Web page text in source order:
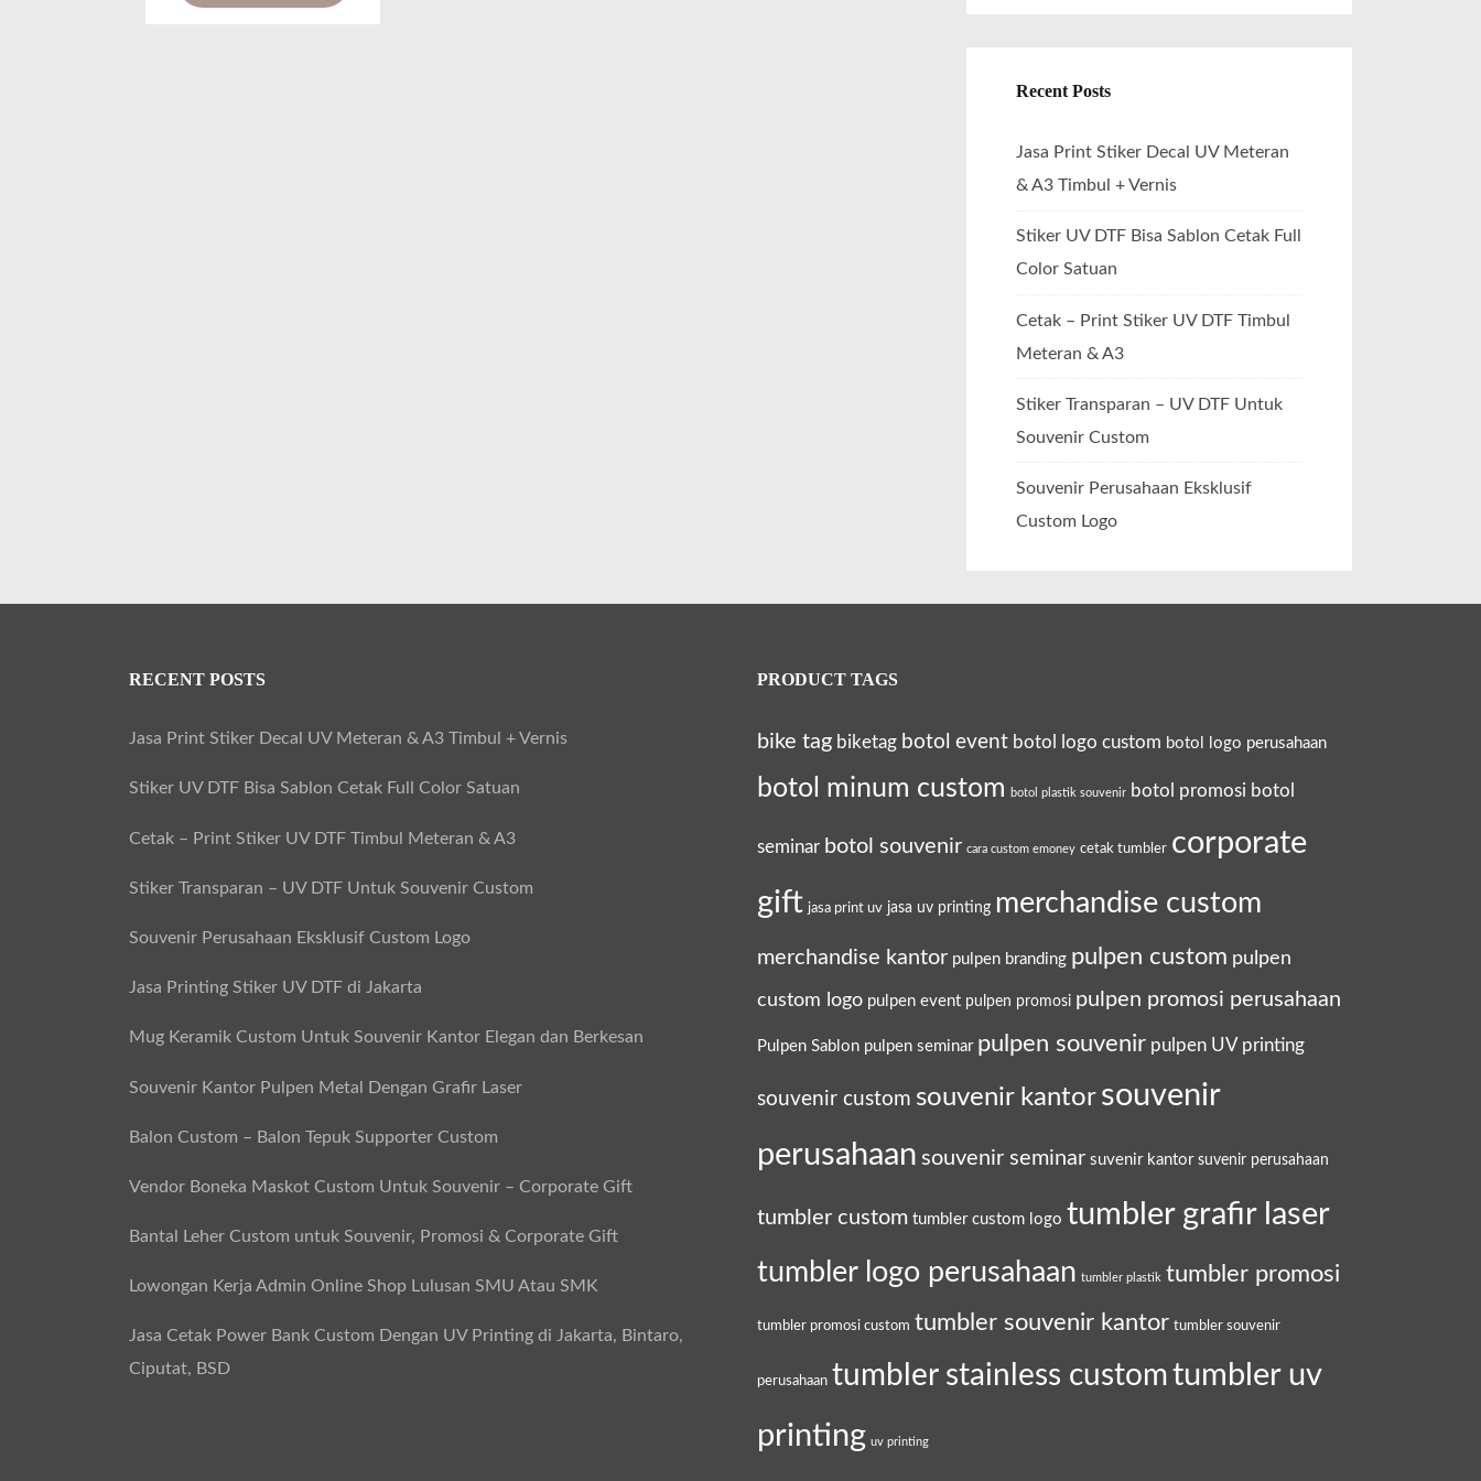
Recent Posts
Jasa Print Stiker Decal UV Meteran
& A3 Timbul + Vernis
Stiker UV DTF Bisa Sablon Cetak Full
Color Satuan
Cetak – Print Stiker UV DTF Timbul
Meteran & A3
Stiker Transparan – UV DTF Untuk
Souvenir Custom
Souvenir Perusahaan Eksklusif
Custom Logo
RECENT POSTS
Jasa Print Stiker Decal UV Meteran & A3 Timbul + Vernis
Stiker UV DTF Bisa Sablon Cetak Full Color Satuan
Cetak – Print Stiker UV DTF Timbul Meteran & A3
Stiker Transparan – UV DTF Untuk Souvenir Custom
Souvenir Perusahaan Eksklusif Custom Logo
Jasa Printing Stiker UV DTF di Jakarta
Mug Keramik Custom Untuk Souvenir Kantor Elegan dan Berkesan
Souvenir Kantor Pulpen Metal Dengan Grafir Laser
Balon Custom – Balon Tepuk Supporter Custom
Vendor Boneka Maskot Custom Untuk Souvenir – Corporate Gift
Bantal Leher Custom untuk Souvenir, Promosi & Corporate Gift
Lowongan Kerja Admin Online Shop Lulusan SMU Atau SMK
Jasa Cetak Power Bank Custom Dengan UV Printing di Jakarta, Bintaro,
Ciputat, BSD
PRODUCT TAGS
bike tag biketag botol event botol logo custom botol logo perusahaan
botol minum custom botol plastik souvenir botol promosi botol
seminar botol souvenir cara custom emoney cetak tumbler corporate
gift jasa print uv jasa uv printing merchandise custom
merchandise kantor pulpen branding pulpen custom pulpen
custom logo pulpen event pulpen promosi pulpen promosi perusahaan
Pulpen Sablon pulpen seminar pulpen souvenir pulpen UV printing
souvenir custom souvenir kantor souvenir
perusahaan souvenir seminar suvenir kantor suvenir perusahaan
tumbler custom tumbler custom logo tumbler grafir laser
tumbler logo perusahaan tumbler plastik tumbler promosi
tumbler promosi custom tumbler souvenir kantor tumbler souvenir
perusahaan tumbler stainless customtumbler uv
printing uv printing